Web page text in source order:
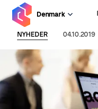
hovedindhold
Denmark
NYHEDER 04.10.2019